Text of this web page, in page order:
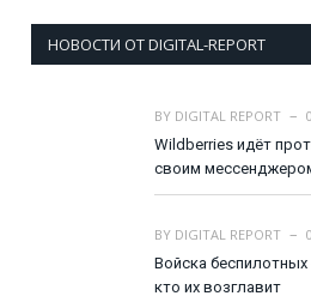
НОВОСТИ ОТ DIGITAL-REPORT
BY DIGITAL REPORT
Wildberries идёт
своим
BY DIGITAL REPORT
Войска беспилотных
кто их возглавит